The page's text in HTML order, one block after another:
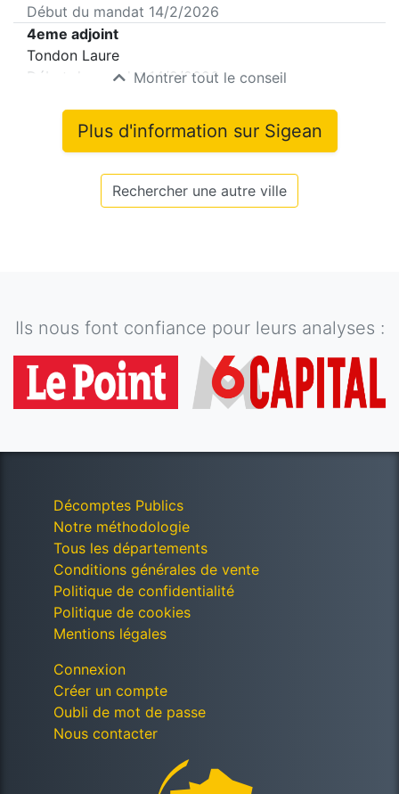
Début du mandat 14/2/2026
4eme adjoint
Tondon Laure
Début du mandat14/2/2026
Montrer tout le conseil
Plus d'information sur Sigean
Rechercher une autre ville
Ils nous font confiance pour leurs analyses :
Décomptes Publics
Notre méthodologie
Tous les départements
Conditions générales de vente
Politique de confidentialité
Politique de cookies
Mentions légales
Connexion
Créer un compte
Oubli de mot de passe
Nous contacter